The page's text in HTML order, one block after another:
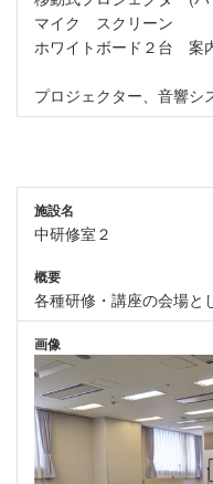
マイク スクリーン
ホワイトボード２台 案
プロジェクター、音響シ
施設名
中研修室２
概要
各種研修・講座の会場と
画像